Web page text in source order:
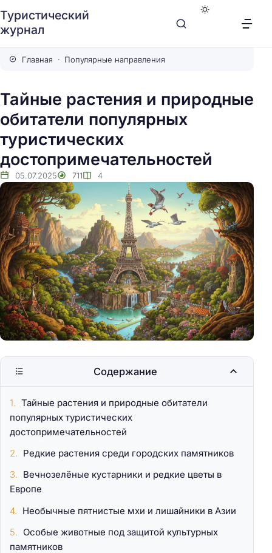
Туристический
журнал
Главная Популярные направления
Тайные растения и природные
обитатели популярных
туристических
достопримечательностей
05.07.2025 711 4
Содержание
Тайные растения и природные обитатели
популярных туристических
достопримечательностей
Редкие растения среди городских памятников
Вечнозелёные кустарники и редкие цветы в
Европе
Необычные пятнистые мхи и лишайники в Азии
Особые животные под защитой культурных
памятников